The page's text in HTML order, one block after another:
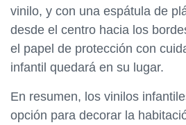
vinilo, y con una espátula de
desde el centro hacia los
el papel de protección con
infantil quedará en su lugar.
En resumen, los vinilos
opción para decorar la